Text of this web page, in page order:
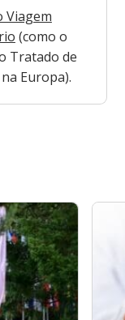
Viagem
(como o
Tratado de
Europa).